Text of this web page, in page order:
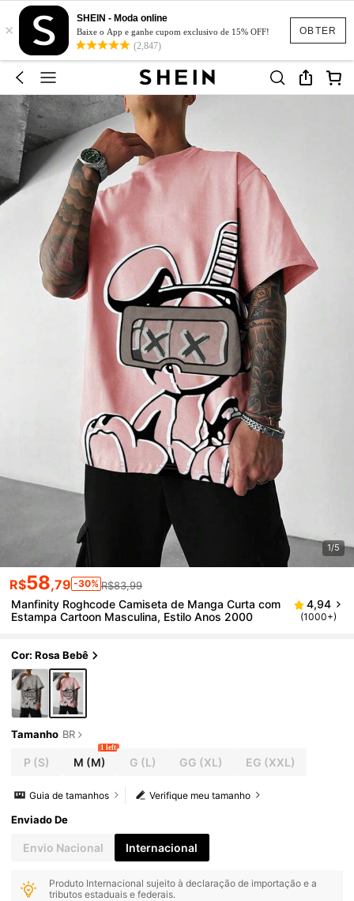
OBTER
×
SHEIN - Moda online
Baixe o App e ganhe cupom exclusivo de 15% OFF!
(2,847)
1/5
R$58,79 -30% R$83,99
Manfinity Roghcode Camiseta de Manga Curta com
Estampa Cartoon Masculina, Estilo Anos 2000
4,94
(1000+)
Cor: Rosa Bebê
Tamanho BR
P (S) M (M)
1 left
G (L) GG (XL) EG (XXL)
Verifique meu tamanho
Guia de tamanhos
Enviado De
Envio Nacional Internacional
Produto Internacional sujeito à declaração de importação e a
tributos estaduais e federais.